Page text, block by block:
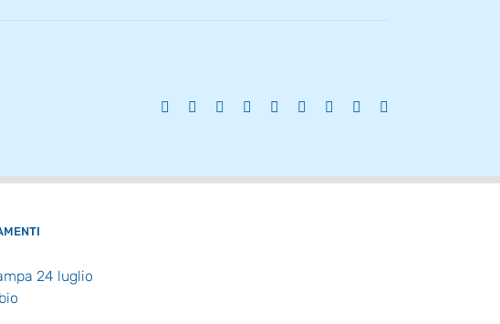
Facebook Reddit LinkedInWhatsApp
TumblrPinterest
24 luglio